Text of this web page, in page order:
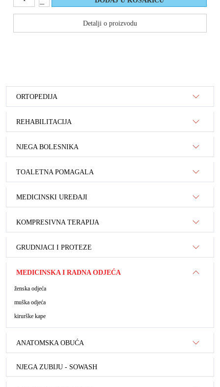
Detalji o proizvodu
ORTOPEDIJA
REHABILITACIJA
NJEGA BOLESNIKA
TOALETNA POMAGALA
MEDICINSKI UREĐAJI
KOMPRESIVNA TERAPIJA
GRUDNJACI I PROTEZE
MEDICINSKA I RADNA ODJEĆA
ženska odjeća
muška odjeća
kirurške kape
ANATOMSKA OBUĆA
NJEGA ZUBIJU - SOWASH